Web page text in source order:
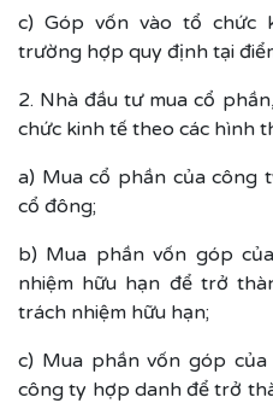
c) Góp vốn vào tổ chức
trường hợp quy định tại
2. Nhà đầu tư mua cổ
chức kinh tế theo các hình
a) Mua cổ phần của công
cổ đông;
b) Mua phần vốn góp
nhiệm hữu hạn để trở
trách nhiệm hữu hạn;
c) Mua phần vốn góp
công ty hợp danh để trở